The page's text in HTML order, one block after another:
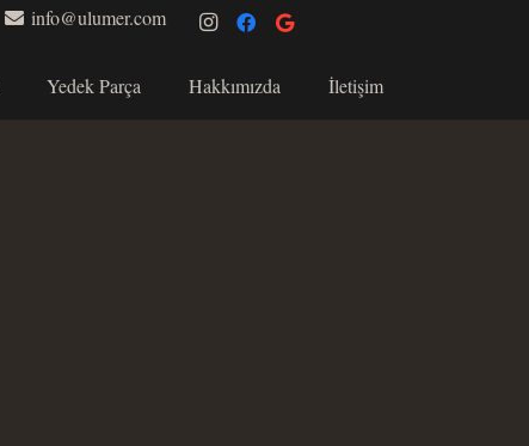
info@ulumer.com
Yedek Parça Hakkımızda İletişim